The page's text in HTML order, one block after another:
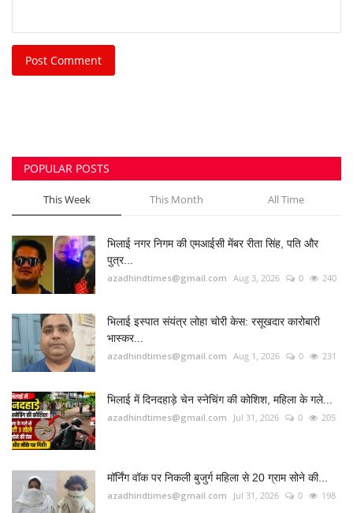
Post Comment
POPULAR POSTS
This Week This Month All Time
भिलाई नगर निगम की एमआईसी मेंबर रीता सिंह, पति और
पुत्र...
azadhindtimes@gmail.com Aug 3, 2026 0 240
भिलाई इस्पात संयंत्र लोहा चोरी केस: रसूखदार कारोबारी
भास्कर...
azadhindtimes@gmail.com Aug 1, 2026 0 231
भिलाई में दिनदहाड़े चेन स्नेचिंग की कोशिश, महिला के गले...
azadhindtimes@gmail.com Jul 31, 2026 0 205
मॉर्निंग वॉक पर निकली बुजुर्ग महिला से 20 ग्राम सोने की...
azadhindtimes@gmail.com Jul 31, 2026 0 198